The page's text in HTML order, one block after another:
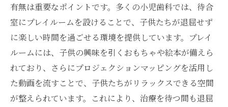
有無は重要なポイントです。多くの小児歯科では、待合
室にプレイルームを設けることで、子供たちが退屈せず
に楽しい時間を過ごせる環境を提供しています。プレイ
ルームには、子供の興味を引くおもちゃや絵本が備えら
れており、さらにプロジェクションマッピングを活用し
た動画を流すことで、子供たちがリラックスできる空間
が整えられています。これにより、治療を待つ間も退屈